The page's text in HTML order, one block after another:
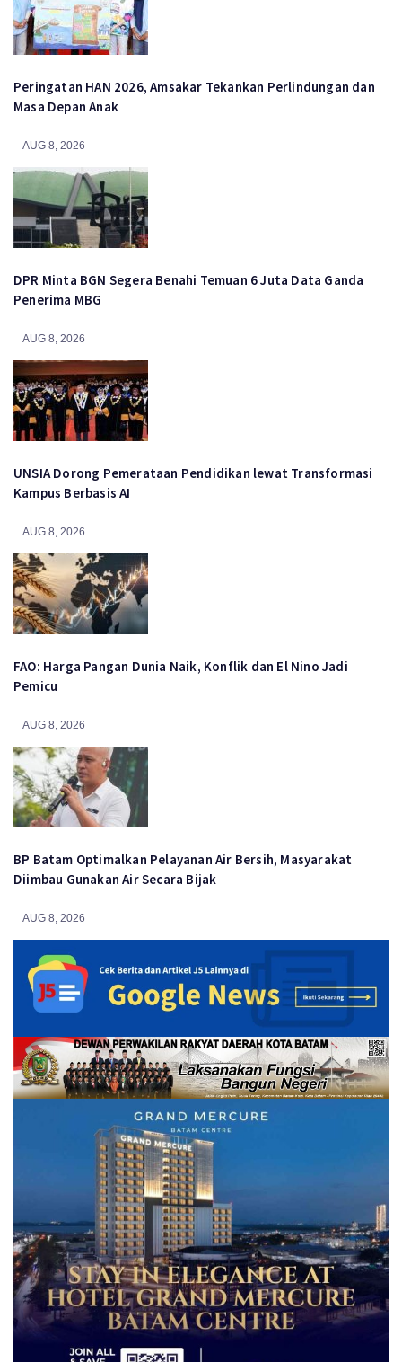
Peringatan HAN 2026, Amsakar Tekankan Perlindungan dan
Masa Depan Anak
AUG 8, 2026
DPR Minta BGN Segera Benahi Temuan 6 Juta Data Ganda
Penerima MBG
AUG 8, 2026
UNSIA Dorong Pemerataan Pendidikan lewat Transformasi
Kampus Berbasis AI
AUG 8, 2026
FAO: Harga Pangan Dunia Naik, Konflik dan El Nino Jadi
Pemicu
AUG 8, 2026
BP Batam Optimalkan Pelayanan Air Bersih, Masyarakat
Diimbau Gunakan Air Secara Bijak
AUG 8, 2026